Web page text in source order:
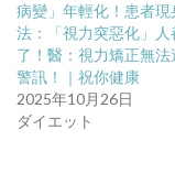
病變」年輕化！患者現
法：「視力突惡化」人
了！醫：視力矯正無法
警訊！｜祝你健康
2025年10月26日
ダイエット